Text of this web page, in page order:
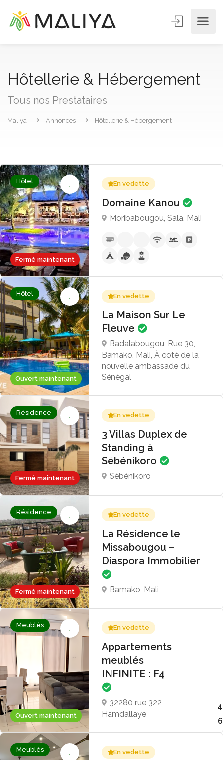
Hôtellerie & Hébergement
Tous nos Prestataires
Maliya Annonces Hôtellerie & Hébergement
Fermé maintenant
Hôtel En vedette
Domaine Kanou
Moribabougou, Sala, Mali
Ouvert maintenant
Hôtel En vedette
La Maison Sur Le
Fleuve
Badalabougou, Rue 30,
Bamako, Mali, À coté de la
nouvelle ambassade du
Sénégal
Fermé maintenant
Résidence En vedette
3 Villas Duplex de
Standing à
Sébénikoro
Sébénikoro
Fermé maintenant
Résidence En vedette
La Résidence le
Missabougou –
Diaspora Immobilier
Bamako, Mali
Ouvert maintenant
Meublés En vedette
Appartements
meublés
INFINITE : F4
32280 rue 322
Hamdallaye
Meublés En vedette